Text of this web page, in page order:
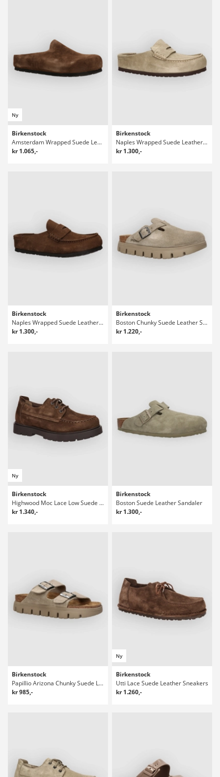
Ny
Birkenstock
Amsterdam Wrapped Suede Leather Sandaler
kr 1.065,-
Birkenstock
Naples Wrapped Suede Leather Sandaler
kr 1.300,-
Birkenstock
Naples Wrapped Suede Leather Sandaler
kr 1.300,-
Birkenstock
Boston Chunky Suede Leather Sandaler
kr 1.220,-
Ny
Birkenstock
Highwood Moc Lace Low Suede Leather Sneakers
kr 1.340,-
Birkenstock
Boston Suede Leather Sandaler
kr 1.300,-
Birkenstock
Papillio Arizona Chunky Suede Leathe Sandaler
kr 985,-
Ny
Birkenstock
Utti Lace Suede Leather Sneakers
kr 1.260,-